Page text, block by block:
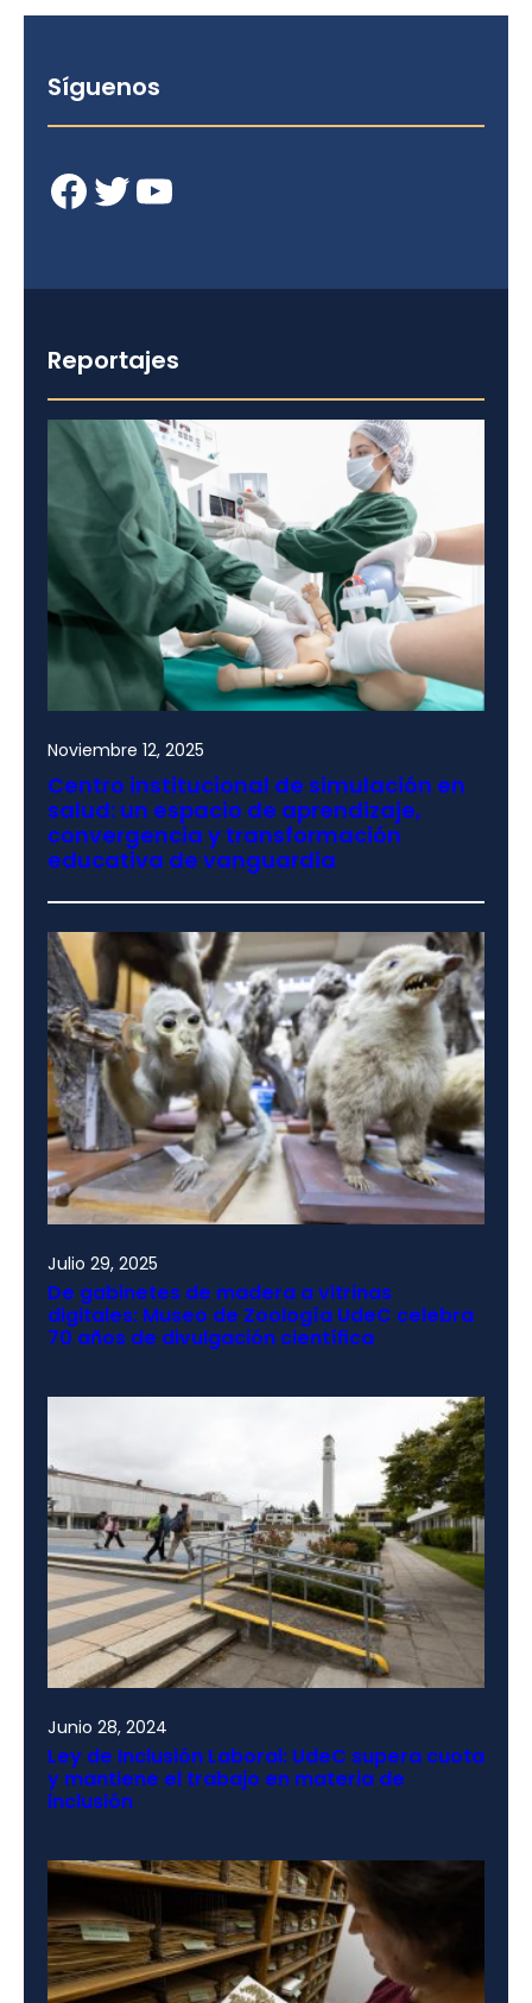
Síguenos
Facebook Twitter YouTube
Reportajes
Noviembre 12, 2025
Centro institucional de simulación en
salud: un espacio de aprendizaje,
convergencia y transformación
educativa de vanguardia
Julio 29, 2025
De gabinetes de madera a vitrinas
digitales: Museo de Zoología UdeC celebra
70 años de divulgación científica
Junio 28, 2024
Ley de Inclusión Laboral: UdeC supera cuota
y mantiene el trabajo en materia de
inclusión